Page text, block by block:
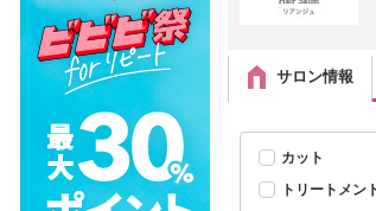
サロン情報
カット
トリートメン